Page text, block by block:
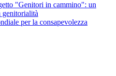
"Genitori in cammino": un
genitorialità
per la consapevolezza